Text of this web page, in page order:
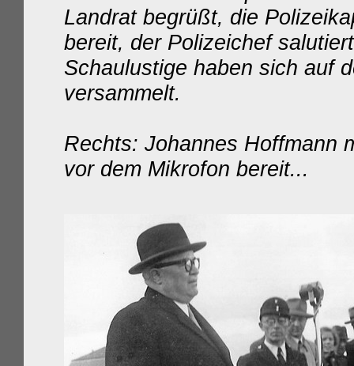
Landrat begrüßt, die
bereit, der Polizeichef
Schaulustige haben sich auf
versammelt.
Rechts: Johannes Hoffmann
vor dem Mikrofon bereit...